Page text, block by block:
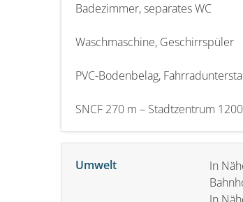
Badezimmer, separates WC
Waschmaschine, Geschirrspüler
PVC-Bodenbelag,
SNCF 270 m – Stadtzentrum
Umwelt
In